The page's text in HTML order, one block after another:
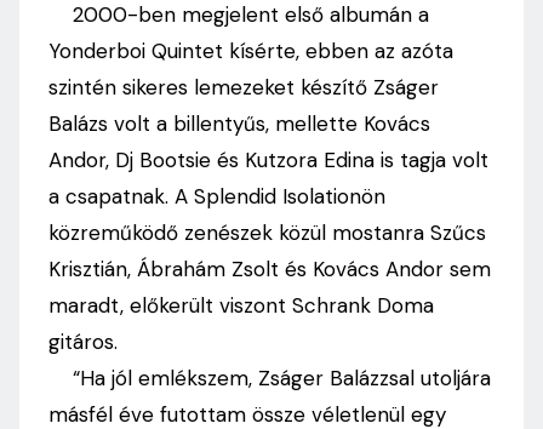
2000-ben megjelent első albumán a
Yonderboi Quintet kísérte, ebben az azóta
szintén sikeres lemezeket készítő Zságer
Balázs volt a billentyűs, mellette Kovács
Andor, Dj Bootsie és Kutzora Edina is tagja volt
a csapatnak. A Splendid Isolationön
közreműködő zenészek közül mostanra Szűcs
Krisztián, Ábrahám Zsolt és Kovács Andor sem
maradt, előkerült viszont Schrank Doma
gitáros.
“Ha jól emlékszem, Zságer Balázzsal utoljára
másfél éve futottam össze véletlenül egy